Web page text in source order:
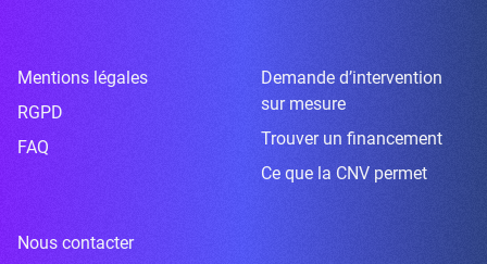
Mentions légales
RGPD
FAQ
Demande d’intervention
sur mesure
Trouver un financement
Ce que la CNV permet
Nous contacter